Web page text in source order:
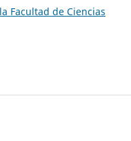
Facultad de Ciencias